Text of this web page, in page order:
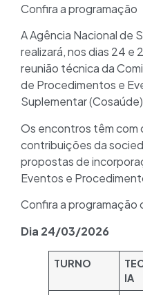
Confira a programação
A Agência Nacional de
realizará, nos dias 24 e
reunião técnica da
de Procedimentos e
Suplementar
Os encontros têm com
contribuições da
propostas de
Eventos e
Confira a programação
Dia 24/03/2026
TURNO
IA